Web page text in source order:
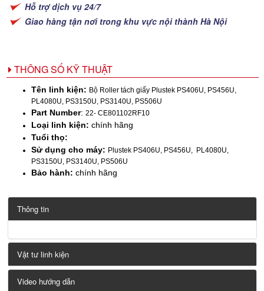
Hỗ trợ dịch vụ 24/7
Giao hàng tận nơi trong khu vực nội thành Hà Nội
THÔNG SỐ KỸ THUẬT
Tên linh kiện: Bộ Roller tách giấy Plustek PS406U, PS456U,
PL4080U, PS3150U, PS3140U, PS506U
Part Number: 22- CE801102RF10
Loại linh kiện: chính hãng
Tuổi thọ:
Sử dụng cho máy: Plustek PS406U, PS456U, PL4080U,
PS3150U, PS3140U, PS506U
Bảo hành: chính hãng
Thông tin
Vật tư linh kiện
Video hướng dẫn